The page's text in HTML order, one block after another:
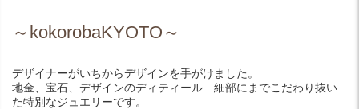
～kokorobaKYOTO～
デザイナーがいちからデザインを手がけました。
地金、宝石、デザインのディティール…細部にまでこだわり抜い
た特別なジュエリーです。